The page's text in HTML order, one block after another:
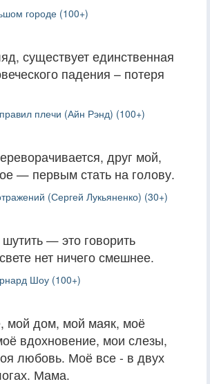
городе (100+)
существует единственная
падения – потеря
плечи (Айн Рэнд) (100+)
друг мой,
— первым стать на голову.
(Сергей Лукьяненко) (30+)
— это говорить
нет ничего смешнее.
Шоу (100+)
мой дом, мой маяк, моё
вдохновение, мои слезы,
любовь. Моё все - в двух
Мама.